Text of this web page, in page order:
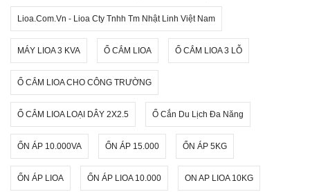
Lioa.com.vn - Lioa Cty Tnhh Tm Nhật Linh Việt Nam
MÁY LIOA 3 KVA Ổ CẮM LIOA Ổ CẮM LIOA 3 LỖ
Ổ CẮM LIOA CHO CÔNG TRƯỜNG
Ổ CẮM LIOA LOẠI DÂY 2X2.5 Ổ Cắn Du Lịch Đa Năng
ỔN ÁP 10.000VA ỔN ÁP 15.000 ỔN ÁP 5KG
ỔN ÁP LIOA ỔN ÁP LIOA 10.000 ON AP LIOA 10KG